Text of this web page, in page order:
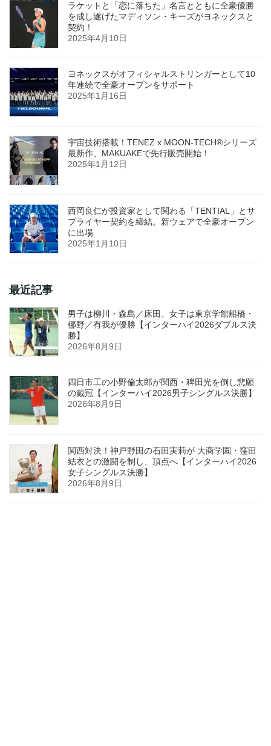
ラケットと「恋に落ちた」名言とともに全豪優勝
を成し遂げたマディソン・キーズがヨネックスと
契約！
2025年4月10日
ヨネックスがオフィシャルストリンガーとして10
年連続で全豪オープンをサポート
2025年1月16日
宇宙技術搭載！TENEZ x MOON-TECH®シリーズ
最新作、MAKUAKEで先行販売開始！
2025年1月12日
西岡良仁が投資家として関わる「TENTIAL」とサ
プライヤー契約を締結。新ウェアで全豪オープン
に出場
2025年1月10日
最近記事
男子は柳川・森島／床田、女子は東京学館船橋・
梛野／有我が優勝【インターハイ2026ダブルス決
勝】
2026年8月9日
四日市工の小野倫太郎が関西・稗田光を倒し悲願
の戴冠【インターハイ2026男子シングルス決勝】
2026年8月9日
関西対決！神戸野田の石田実莉が 大商学園・窪田
結衣との激闘を制し、頂点へ【インターハイ2026
女子シングルス決勝】
2026年8月9日